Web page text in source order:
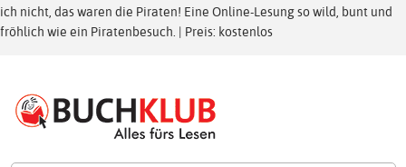
ich nicht, das waren die Piraten! Eine Online-Lesung so wild, bunt und
fröhlich wie ein Piratenbesuch. | Preis: kostenlos